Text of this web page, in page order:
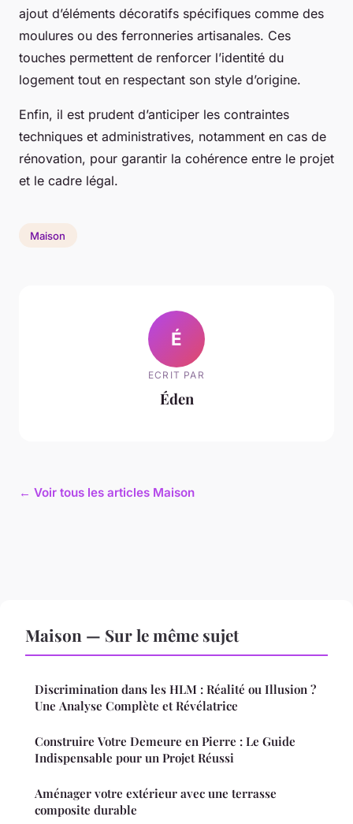
ajout d’éléments décoratifs spécifiques comme des
moulures ou des ferronneries artisanales. Ces
touches permettent de renforcer l’identité du
logement tout en respectant son style d’origine.
Enfin, il est prudent d’anticiper les contraintes
techniques et administratives, notamment en cas de
rénovation, pour garantir la cohérence entre le projet
et le cadre légal.
Maison
É
ECRIT PAR
Éden
← Voir tous les articles Maison
Maison — Sur le même sujet
Discrimination dans les HLM : Réalité ou Illusion ?
Une Analyse Complète et Révélatrice
Construire Votre Demeure en Pierre : Le Guide
Indispensable pour un Projet Réussi
Aménager votre extérieur avec une terrasse
composite durable